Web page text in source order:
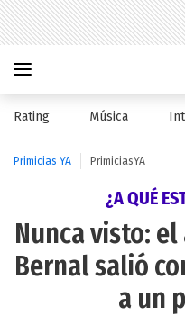
Rating Música
Primicias YA PrimiciasYA
¿A QUÉ
Nunca visto:
Bernal salió
a un